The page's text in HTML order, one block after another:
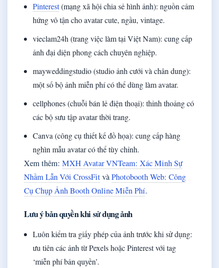
Pinterest(mạng xã hội chia sẻ hình ảnh): nguồn cảm
hứng vô tận cho avatar cute, ngầu, vintage.
vieclam24h (trang việc làm tại Việt Nam): cung cấp
ảnh đại diện phong cách chuyên nghiệp.
mayweddingstudio (studio ảnh cưới và chân dung):
một số bộ ảnh miễn phí có thể dùng làm avatar.
cellphones (chuỗi bán lẻ điện thoại): thỉnh thoảng có
các bộ sưu tập avatar thời trang.
Canva (công cụ thiết kế đồ họa): cung cấp hàng
nghìn mẫu avatar có thể tùy chỉnh.
Xem thêm: MXH Avatar VNTeam: Xác Minh Sự
Nhầm Lẫn Với CrossFitvàPhotobooth Web: Công
Cụ Chụp Ảnh Booth Online Miễn Phí.
Lưu ý bản quyền khi sử dụng ảnh
Luôn kiểm tra giấy phép của ảnh trước khi sử dụng:
ưu tiên các ảnh từ Pexels hoặc Pinterest với tag
‘miễn phí bản quyền’.